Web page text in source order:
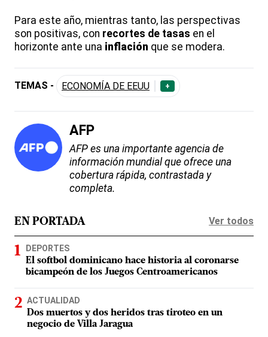
Para este año, mientras tanto, las perspectivas
son positivas, con recortes de tasas en el
horizonte ante una inflación que se modera.
TEMAS - ECONOMÍA DE EEUU +
AFP
AFP es una importante agencia de
información mundial que ofrece una
cobertura rápida, contrastada y
completa.
EN PORTADA Ver todos
DEPORTES
El softbol dominicano hace historia al coronarse
bicampeón de los Juegos Centroamericanos
ACTUALIDAD
Dos muertos y dos heridos tras tiroteo en un
negocio de Villa Jaragua